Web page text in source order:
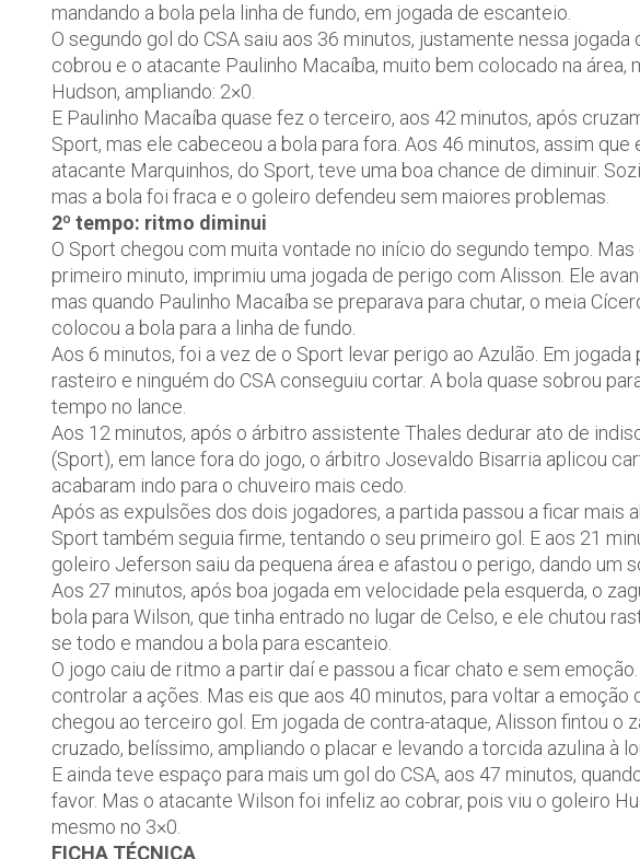
mandando a bola pela linha de fundo, em jogada de escanteio.
O segundo gol do CSA saiu aos 36 minutos, justamente nessa
cobrou e o atacante Paulinho Macaíba, muito bem colocado na área,
Hudson, ampliando: 2×0.
E Paulinho Macaíba quase fez o terceiro, aos 42 minutos, após
Sport, mas ele cabeceou a bola para fora. Aos 46 minutos, assim
atacante Marquinhos, do Sport, teve uma boa chance de diminuir.
mas a bola foi fraca e o goleiro defendeu sem maiores problemas.
2º tempo: ritmo diminui
O Sport chegou com muita vontade no início do segundo tempo. Mas
primeiro minuto, imprimiu uma jogada de perigo com Alisson. Ele
mas quando Paulinho Macaíba se preparava para chutar, o meia
colocou a bola para a linha de fundo.
Aos 6 minutos, foi a vez de o Sport levar perigo ao Azulão. Em
rasteiro e ninguém do CSA conseguiu cortar. A bola quase sobrou
tempo no lance.
Aos 12 minutos, após o árbitro assistente Thales dedurar ato de
(Sport), em lance fora do jogo, o árbitro Josevaldo Bisarria aplicou
acabaram indo para o chuveiro mais cedo.
Após as expulsões dos dois jogadores, a partida passou a ficar mais
Sport também seguia firme, tentando o seu primeiro gol. E aos 21
goleiro Jeferson saiu da pequena área e afastou o perigo, dando um
Aos 27 minutos, após boa jogada em velocidade pela esquerda, o
bola para Wilson, que tinha entrado no lugar de Celso, e ele chutou
se todo e mandou a bola para escanteio.
O jogo caiu de ritmo a partir daí e passou a ficar chato e sem
controlar a ações. Mas eis que aos 40 minutos, para voltar a emoção
chegou ao terceiro gol. Em jogada de contra-ataque, Alisson fintou o
cruzado, belíssimo, ampliando o placar e levando a torcida azulina à
E ainda teve espaço para mais um gol do CSA, aos 47 minutos,
favor. Mas o atacante Wilson foi infeliz ao cobrar, pois viu o goleiro
mesmo no 3×0.
FICHA TÉCNICA